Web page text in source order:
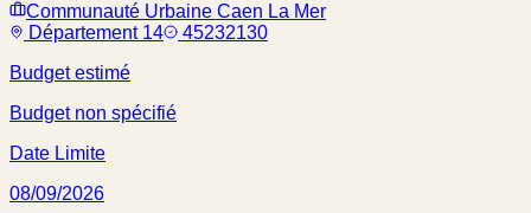
Communauté Urbaine Caen La Mer
Département 14
45232130
Budget estimé
Budget non spécifié
Date Limite
08/09/2026